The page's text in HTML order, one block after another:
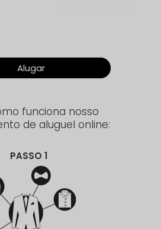
Alugar
funciona nosso
de aluguel online:
PASSO 1